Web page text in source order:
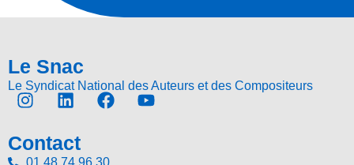
Le Snac
Le Syndicat National des Auteurs et des Compositeurs
Contact
01 48 74 96 30